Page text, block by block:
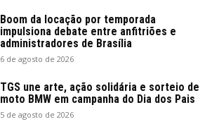
Boom da locação por temporada
impulsiona debate entre anfitriões e
administradores de Brasília
6 de agosto de 2026
TGS une arte, ação solidária e sorteio de
moto BMW em campanha do Dia dos Pais
5 de agosto de 2026